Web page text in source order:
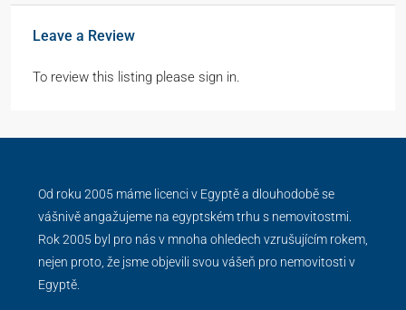
Leave a Review
To review this listing please sign in.
Od roku 2005 máme licenci v Egyptě a dlouhodobě se
vášnivě angažujeme na egyptském trhu s nemovitostmi.
Rok 2005 byl pro nás v mnoha ohledech vzrušujícím rokem,
nejen proto, že jsme objevili svou vášeň pro nemovitosti v
Egyptě.